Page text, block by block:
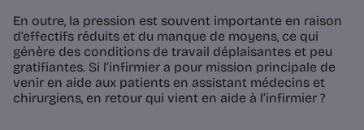
En outre, la pression est souvent importante en raison
d’effectifs réduits et du manque de moyens, ce qui
génère des conditions de travail déplaisantes et peu
gratifiantes. Si l’infirmier a pour mission principale de
venir en aide aux patients en assistant médecins et
chirurgiens, en retour qui vient en aide à l’infirmier ?